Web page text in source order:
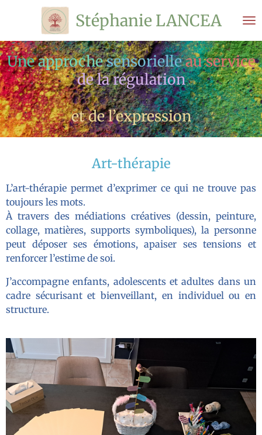
contenu
principal
Stéphanie LANCEA
Uneapprochesensorielleau service
de la régulation
et de l’expression
Art-thérapie
L’art-thérapie permet d’exprimer ce qui ne trouve pas
toujours les mots.
À travers des médiations créatives (dessin, peinture,
collage, matières, supports symboliques), la personne
peut déposer ses émotions, apaiser ses tensions et
renforcer l’estime de soi.
J’accompagne enfants, adolescents et adultes dans un
cadre sécurisant et bienveillant, en individuel ou en
structure.